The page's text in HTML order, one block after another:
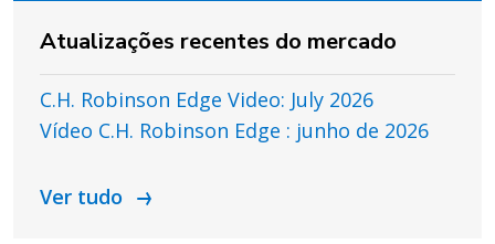
Atualizações recentes do mercado
C.H. Robinson Edge Video: July 2026
Vídeo C.H. Robinson Edge : junho de 2026
Ver tudo